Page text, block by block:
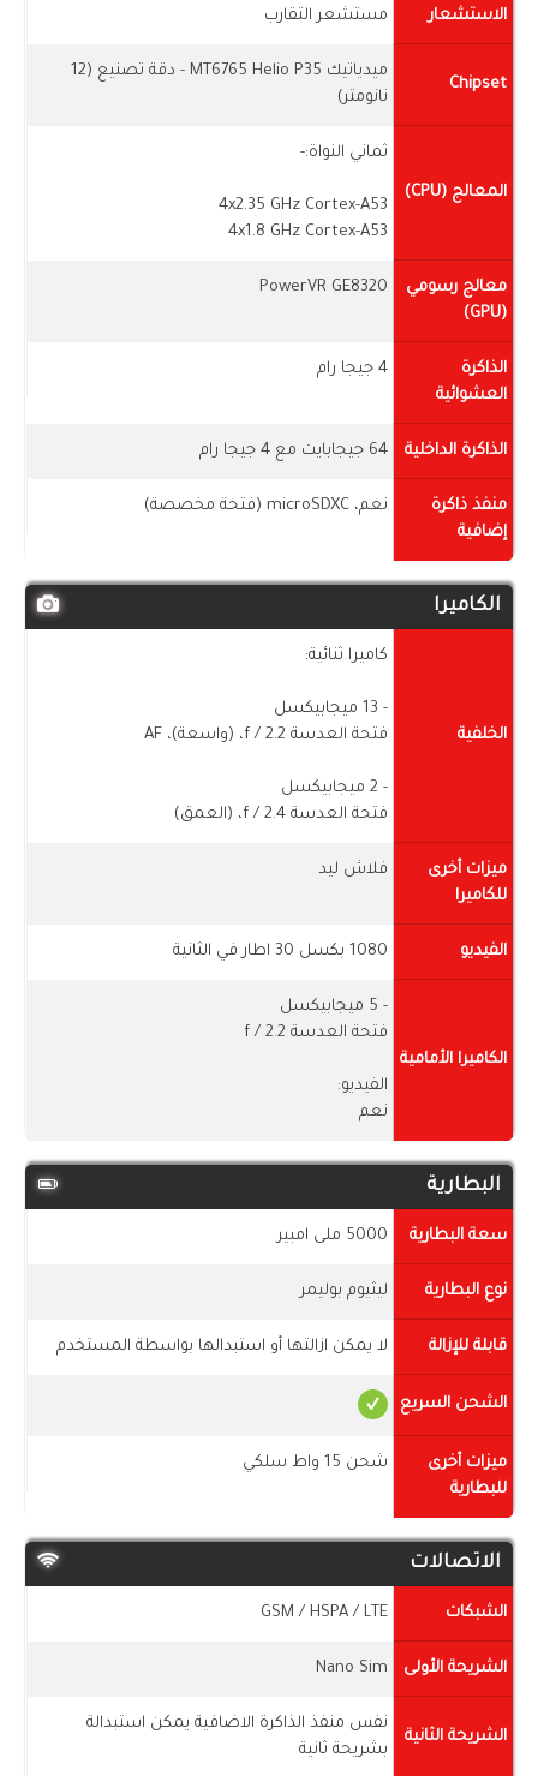
الاستشعار مستشعر التقارب
Chipset
ميدياتيك MT6765 Helio P35 - دقة تصنيع (12
نانومتر)
المعالج (CPU)
ثماني النواة:-
4x2.35 GHz Cortex-A53
4x1.8 GHz Cortex-A53
معالج رسومي
(GPU)
PowerVR GE8320
الذاكرة
العشوائية
4 جيجا رام
الذاكرة الداخلية 64 جيجابايت مع 4 جيجا رام
منفذ ذاكرة
إضافية
نعم، microSDXC (فتحة مخصصة)
الكاميرا
الخلفية
كاميرا ثنائية:
- 13 ميجابيكسل
فتحة العدسة f / 2.2، (واسعة)، AF
- 2 ميجابيكسل
فتحة العدسة f / 2.4، (العمق)
ميزات أخرى
للكاميرا
فلاش ليد
الفيديو 1080 بكسل 30 اطار في الثانية
الكاميرا الأمامية
- 5 ميجابيكسل
فتحة العدسة f / 2.2
الفيديو:
نعم
البطارية
سعة البطارية 5000 ملى امبير
نوع البطارية ليثيوم بوليمر
قابلة للإزالة لا يمكن ازالتها أو استبدالها بواسطة المستخدم
الشحن السريع
ميزات أخرى
للبطارية
شحن 15 واط سلكي
الاتصالات
الشبكات GSM / HSPA / LTE
الشريحة الأولى Nano Sim
الشريحة الثانية
نفس منفذ الذاكرة الاضافية يمكن استبدالة
بشريحة ثانية